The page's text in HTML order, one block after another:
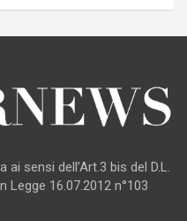
sensi dell’Art.3 bis del D.L.
Legge 16.07.2012 n°103